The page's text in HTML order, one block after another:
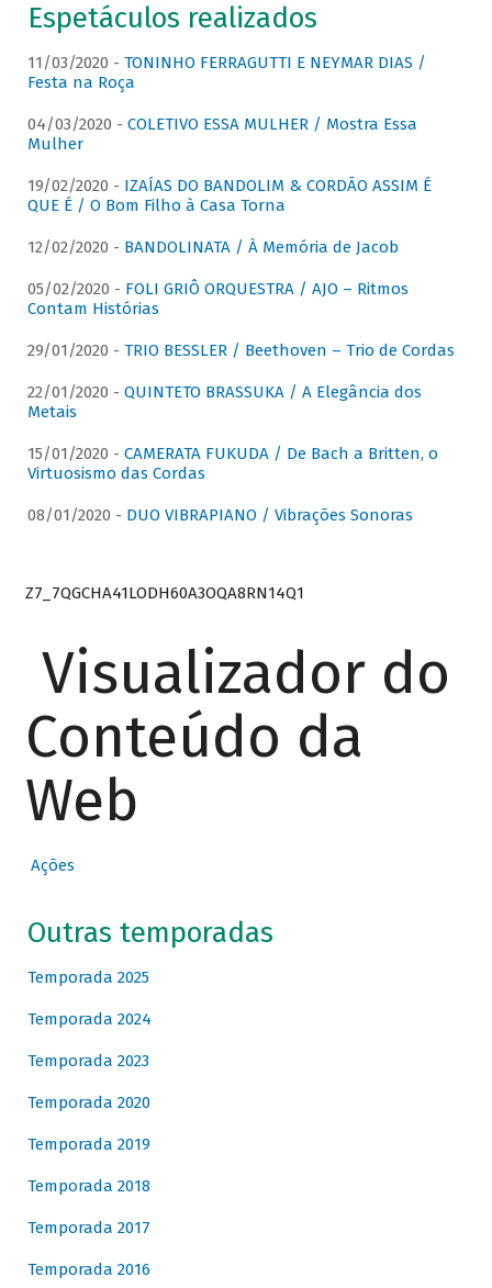
Espetáculos realizados
11/03/2020 - TONINHO FERRAGUTTI E NEYMAR DIAS /
Festa na Roça
04/03/2020 - COLETIVO ESSA MULHER / Mostra Essa
Mulher
19/02/2020 - IZAÍAS DO BANDOLIM & CORDÃO ASSIM É
QUE É / O Bom Filho à Casa Torna
12/02/2020 - BANDOLINATA / À Memória de Jacob
05/02/2020 - FOLI GRIÔ ORQUESTRA / AJO – Ritmos
Contam Histórias
29/01/2020 - TRIO BESSLER / Beethoven – Trio de Cordas
22/01/2020 - QUINTETO BRASSUKA / A Elegância dos
Metais
15/01/2020 - CAMERATA FUKUDA / De Bach a Britten, o
Virtuosismo das Cordas
08/01/2020 - DUO VIBRAPIANO / Vibrações Sonoras
Z7_7QGCHA41LODH60A3OQA8RN14Q1
Visualizador do
Conteúdo da
Web
Ações
Outras temporadas
Temporada 2025
Temporada 2024
Temporada 2023
Temporada 2020
Temporada 2019
Temporada 2018
Temporada 2017
Temporada 2016